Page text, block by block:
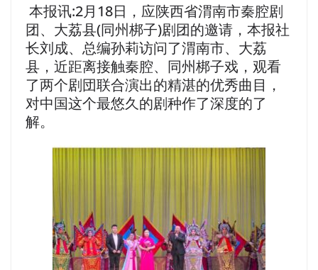
本报讯:2月18日，应陕西省渭南市秦腔剧
团、大荔县(同州梆子)剧团的邀请，本报社
长刘成、总编孙莉访问了渭南市、大荔
县，近距离接触秦腔、同州梆子戏，观看
了两个剧団联合演出的精湛的优秀曲目，
对中国这个最悠久的剧种作了深度的了
解。